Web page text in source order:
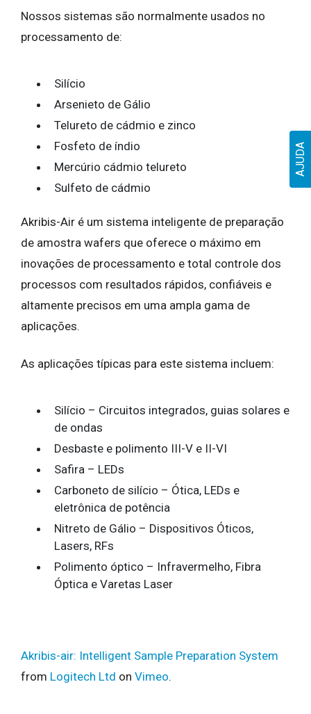
AJUDA
Nossos sistemas são normalmente usados no
processamento de:
Silício
Arsenieto de Gálio
Telureto de cádmio e zinco
Fosfeto de índio
Mercúrio cádmio telureto
Sulfeto de cádmio
Akribis-Air é um sistema inteligente de preparação
de amostra wafers que oferece o máximo em
inovações de processamento e total controle dos
processos com resultados rápidos, confiáveis ​​e
altamente precisos em uma ampla gama de
aplicações.
As aplicações típicas para este sistema incluem:
Silício – Circuitos integrados, guias solares e
de ondas
Desbaste e polimento III-V e II-VI
Safira – LEDs
Carboneto de silício – Ótica, LEDs e
eletrônica de potência
Nitreto de Gálio – Dispositivos Óticos,
Lasers, RFs
Polimento óptico – Infravermelho, Fibra
Óptica e Varetas Laser
Akribis-air: Intelligent Sample Preparation System
from Logitech Ltd on Vimeo.